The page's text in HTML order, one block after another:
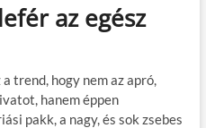
az egész
trend, hogy nem az apró,
hanem éppen
pakk, a nagy, és sok zsebes